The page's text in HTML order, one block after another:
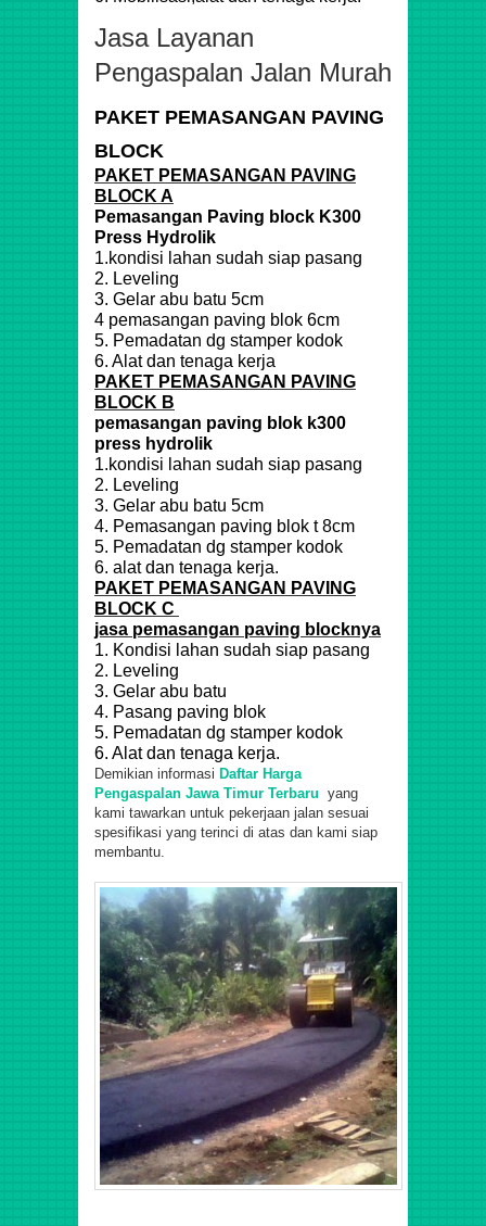
Jasa Layanan
Pengaspalan Jalan Murah
PAKET PEMASANGAN PAVING
BLOCK
PAKET PEMASANGAN PAVING
BLOCK A
Pemasangan Paving block K300
Press Hydrolik
1.kondisi lahan sudah siap pasang
2. Leveling
3. Gelar abu batu 5cm
4 pemasangan paving blok 6cm
5. Pemadatan dg stamper kodok
6. Alat dan tenaga kerja
PAKET PEMASANGAN PAVING
BLOCK B
pemasangan paving blok k300
press hydrolik
1.kondisi lahan sudah siap pasang
2. Leveling
3. Gelar abu batu 5cm
4. Pemasangan paving blok t 8cm
5. Pemadatan dg stamper kodok
6. alat dan tenaga kerja.
PAKET PEMASANGAN PAVING
BLOCK C
jasa pemasangan paving blocknya
1. Kondisi lahan sudah siap pasang
2. Leveling
3. Gelar abu batu
4. Pasang paving blok
5. Pemadatan dg stamper kodok
6. Alat dan tenaga kerja.
Demikian informasi Daftar Harga
Pengaspalan Jawa Timur Terbaru yang
kami tawarkan untuk pekerjaan jalan sesuai
spesifikasi yang terinci di atas dan kami siap
membantu.